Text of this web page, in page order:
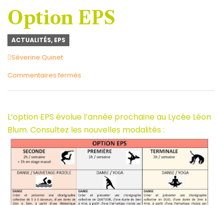
Option EPS
ACTUALITÉS, EPS
Author
Séverine Quinet
Commentaires fermés
L’option EPS évolue l’année prochaine au Lycée Léon
Blum. Consultez les nouvelles modalités :